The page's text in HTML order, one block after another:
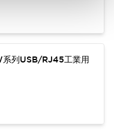
系列USB/RJ45工業用